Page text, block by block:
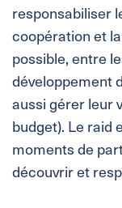
responsabiliser
coopération et
possible, entre
développement
aussi gérer leur
budget). Le raid
moments de
découvrir et